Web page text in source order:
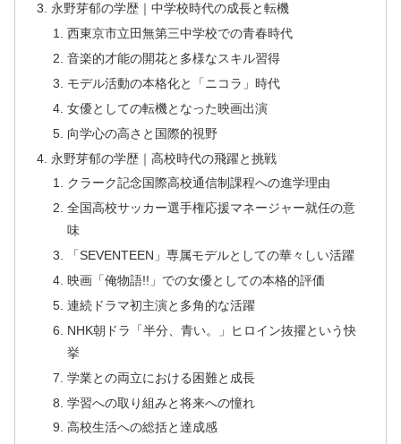
永野芽郁の学歴｜中学校時代の成長と転機
西東京市立田無第三中学校での青春時代
音楽的才能の開花と多様なスキル習得
モデル活動の本格化と「ニコラ」時代
女優としての転機となった映画出演
向学心の高さと国際的視野
永野芽郁の学歴｜高校時代の飛躍と挑戦
クラーク記念国際高校通信制課程への進学理由
全国高校サッカー選手権応援マネージャー就任の意
味
「SEVENTEEN」専属モデルとしての華々しい活躍
映画「俺物語!!」での女優としての本格的評価
連続ドラマ初主演と多角的な活躍
NHK朝ドラ「半分、青い。」ヒロイン抜擢という快
挙
学業との両立における困難と成長
学習への取り組みと将来への憧れ
高校生活への総括と達成感